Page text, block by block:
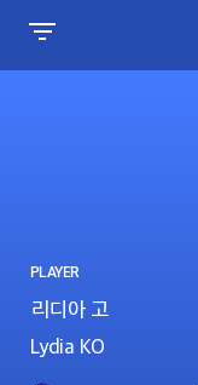
PLAYER
Lydia KO